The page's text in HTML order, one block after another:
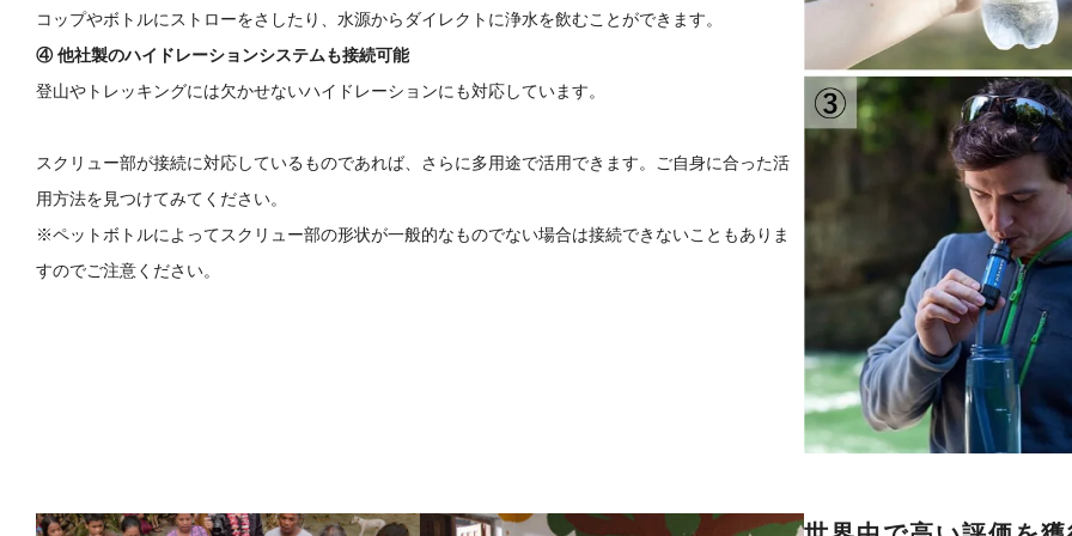
コップやボトルにストローをさしたり、水源からダイレクトに浄水を飲むことができます。
④ 他社製のハイドレーションシステムも接続可能
登山やトレッキングには欠かせないハイドレーションにも対応しています。
スクリュー部が接続に対応しているものであれば、さらに多用途で活用できます。ご自身に合った活
用方法を見つけてみてください。
※ペットボトルによってスクリュー部の形状が一般的なものでない場合は接続できないこともありま
すのでご注意ください。